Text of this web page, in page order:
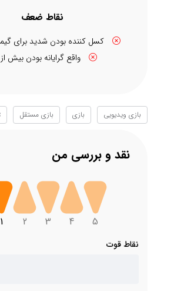
نقاط ضعف
کسل کننده بودن شدید برای
واقع گرایانه بودن بیش
بازی ویدیویی بازی بازی مستقل
نقد و بررسی من
1 2 3 4 5
نقاط قوت